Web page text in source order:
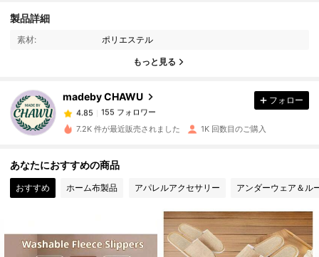
製品詳細
素材: ポリエステル
もっと見る
madeby CHAWU
155 フォロワー
4.85
155 フォロワー
e***6 は1日前 に購入しました
4.85 155 フォロワー
4.85 155 フォロワー
フォロー
7.2K 件が最近販売されました 1K 回数目のご購入
あなたにおすすめの商品
おすすめ ホーム布製品 アパレルアクセサリー アンダーウェア＆ル